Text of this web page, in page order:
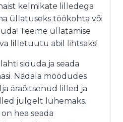
kelmikate lilledega
üllatuseks töökohta või
Teeme üllatamise
lilletuutu abil lihtsaks!
siduda ja seada
Nädala möödudes
äraõitsenud lilled ja
julgelt lühemaks.
hea seada